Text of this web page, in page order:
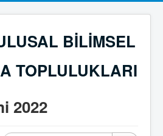
BİLİMSEL
TOPLULUKLARI
2022